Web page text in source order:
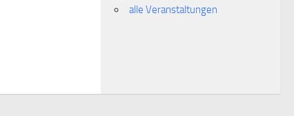
alle Veranstaltungen